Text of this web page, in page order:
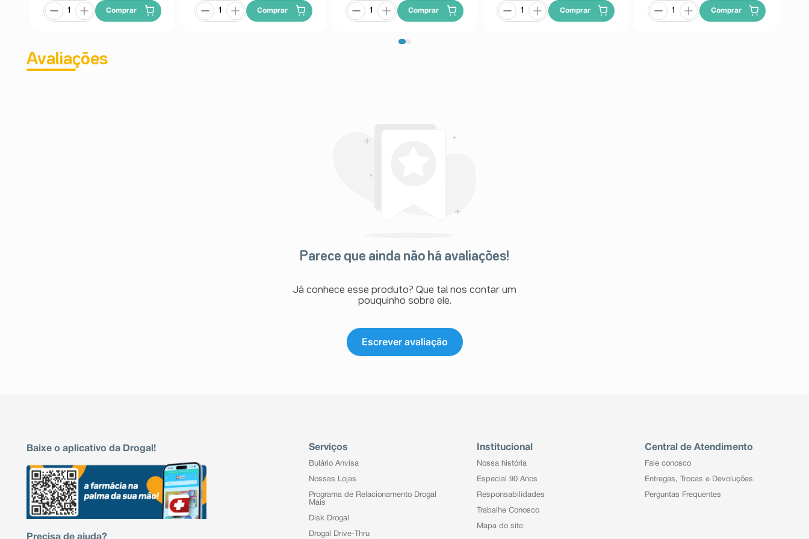
Comprar Comprar Comprar Comprar Comprar
Avaliações
Parece que ainda não há avaliações!
Já conhece esse produto? Que tal nos contar um
pouquinho sobre ele.
Escrever avaliação
Baixe o aplicativo da Drogal! Serviços
Bulário Anvisa
Nossas Lojas
Programa de Relacionamento Drogal
Mais
Disk Drogal
Drogal Drive-Thru
Institucional
Nossa história
Especial 90 Anos
Responsabilidades
Trabalhe Conosco
Mapa do site
Central de Atendimento
Fale conosco
Entregas, Trocas e Devoluções
Perguntas Frequentes